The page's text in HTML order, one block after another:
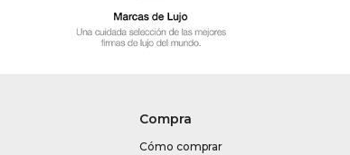
Compra
Cómo comprar